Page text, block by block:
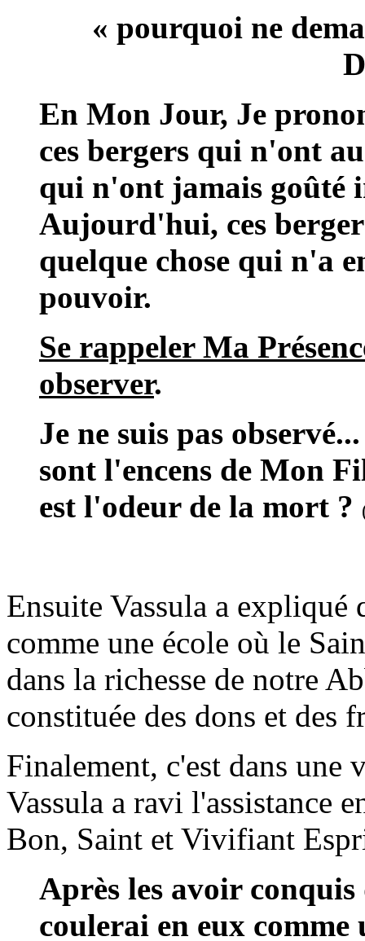
« pourquoi ne
En Mon Jour, Je
ces bergers qui n'ont
qui n'ont jamais goûté
Aujourd'hui, ces
quelque chose qui n'a
pouvoir.
Se rappeler Ma
observer.
Je ne suis pas
sont l'encens de Mon
est l'odeur de la mort ?
Ensuite Vassula a expliqué
comme une école où le
dans la richesse de notre
constituée des dons et des
Finalement, c'est dans une
Vassula a ravi l'assistance
Bon, Saint et Vivifiant
Après les avoir
coulerai en eux